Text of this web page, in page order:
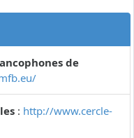
de
: http://www.cercle-